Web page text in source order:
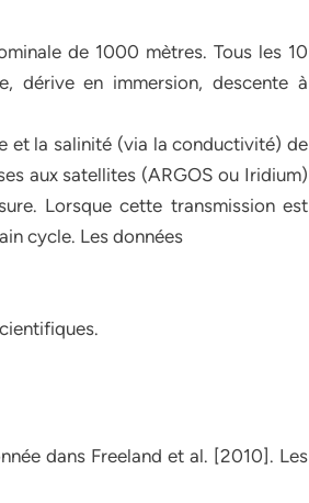
de 1000 mètres. Tous les 10
dérive en immersion, descente à
et la salinité (via la conductivité) de
aux satellites (ARGOS ou Iridium)
Lorsque cette transmission est
cycle. Les données
dans Freeland et al. [2010]. Les